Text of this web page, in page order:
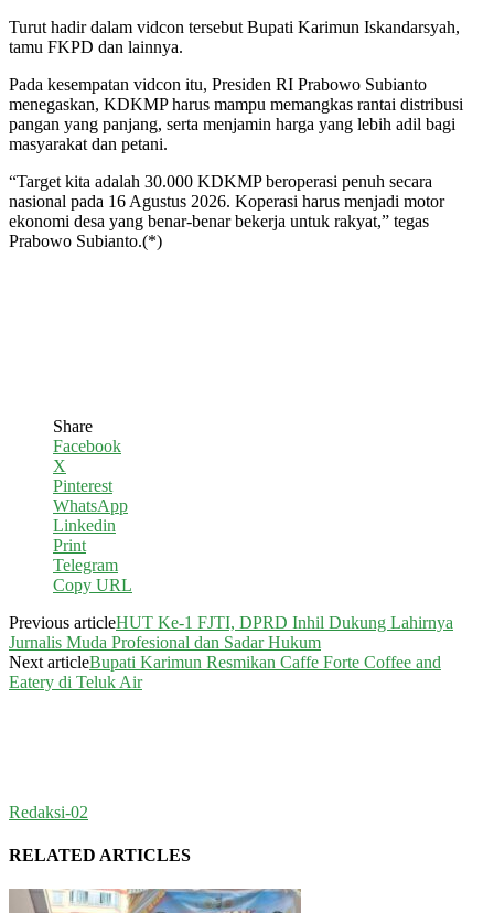
Turut hadir dalam vidcon tersebut Bupati Karimun Iskandarsyah,
tamu FKPD dan lainnya.
Pada kesempatan vidcon itu, Presiden RI Prabowo Subianto
menegaskan, KDKMP harus mampu memangkas rantai distribusi
pangan yang panjang, serta menjamin harga yang lebih adil bagi
masyarakat dan petani.
“Target kita adalah 30.000 KDKMP beroperasi penuh secara
nasional pada 16 Agustus 2026. Koperasi harus menjadi motor
ekonomi desa yang benar-benar bekerja untuk rakyat,” tegas
Prabowo Subianto.(*)
Share
Facebook
X
Pinterest
WhatsApp
Linkedin
Print
Telegram
Copy URL
Previous articleHUT Ke-1 FJTI, DPRD Inhil Dukung Lahirnya
Jurnalis Muda Profesional dan Sadar Hukum
Next articleBupati Karimun Resmikan Caffe Forte Coffee and
Eatery di Teluk Air
Redaksi-02
RELATED ARTICLES